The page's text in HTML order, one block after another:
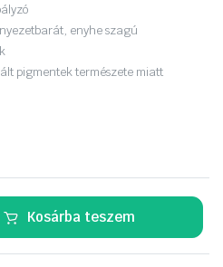
enyhe szagú
pigmentek természete miatt
Kosárba teszem